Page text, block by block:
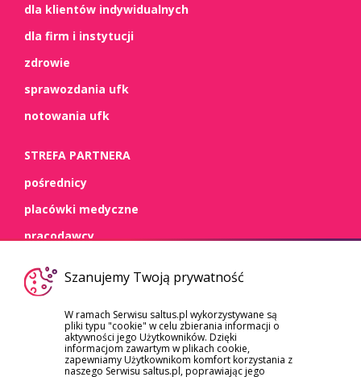
dla klientów indywidualnych
dla firm i instytucji
zdrowie
sprawozdania ufk
notowania ufk
STREFA PARTNERA
pośrednicy
placówki medyczne
pracodawcy
WSPARCIE
dokumenty
szkody/roszczenia
Szanujemy Twoją prywatność
W ramach Serwisu saltus.pl wykorzystywane są
pliki typu "cookie" w celu zbierania informacji o
aktywności jego Użytkowników. Dzięki
informacjom zawartym w plikach cookie,
zapewniamy Użytkownikom komfort korzystania z
naszego Serwisu saltus.pl, poprawiając jego